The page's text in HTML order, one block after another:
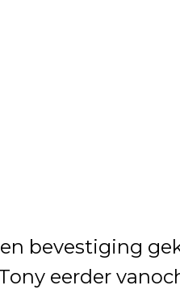
bevestiging
eerder